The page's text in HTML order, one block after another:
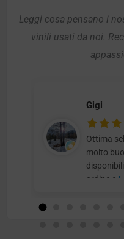
Leggi cosa pensano i
vinili usati da noi.
Gigi
Ottima
molto
ordine e